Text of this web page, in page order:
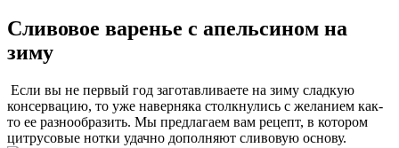
Сливовое варенье с апельсином на
зиму
Если вы не первый год заготавливаете на зиму сладкую
консервацию, то уже наверняка столкнулись с желанием как-
то ее разнообразить. Мы предлагаем вам рецепт, в котором
цитрусовые нотки удачно дополняют сливовую основу.